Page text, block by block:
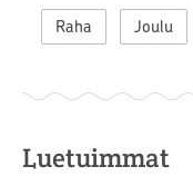
Raha Joulu
Luetuimmat